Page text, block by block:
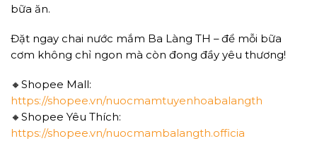
bữa ăn.
Đặt ngay chai nước mắm Ba Làng TH – để mỗi bữa
cơm không chỉ ngon mà còn đong đầy yêu thương!
🔸Shopee Mall:
https://shopee.vn/nuocmamtuyenhoabalangth
🔸Shopee Yêu Thích:
https://shopee.vn/nuocmambalangth.officia